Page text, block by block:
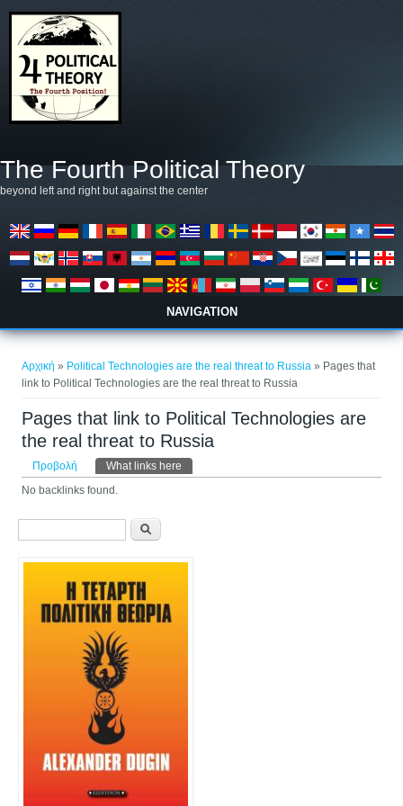
The Fourth Political Theory
beyond left and right but against the center
NAVIGATION
Αρχική » Political Technologies are the real threat to Russia » Pages that
link to Political Technologies are the real threat to Russia
Pages that link to Political Technologies are
the real threat to Russia
Πρωτεύουσες καρτέλες
Προβολή What links here
No backlinks found.
Φόρμα αναζήτησης